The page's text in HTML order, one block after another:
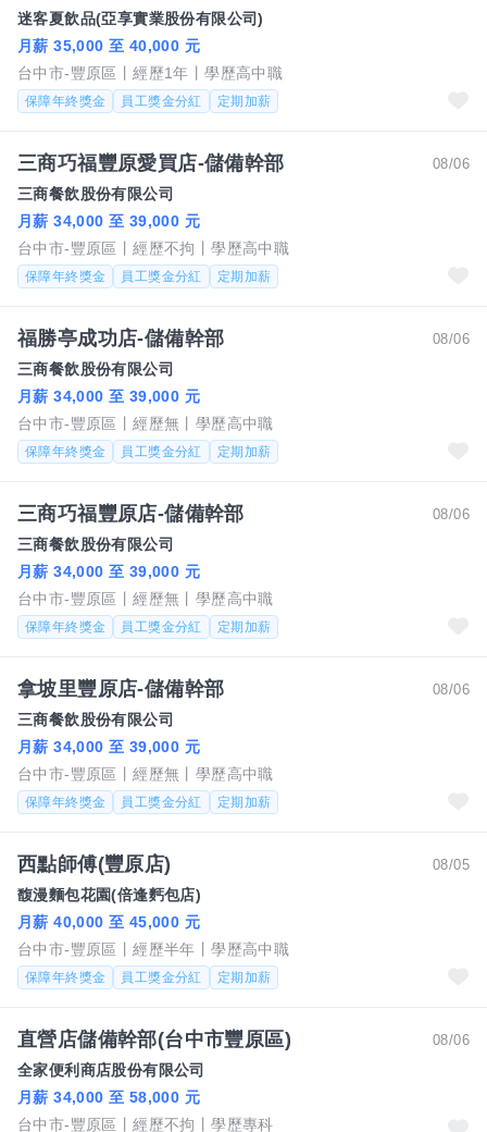
迷客夏飲品(亞享實業股份有限公司)
月薪 35,000 至 40,000 元
台中市-豐原區
經歷1年 學歷高中職
保障年終獎金 員工獎金分紅 定期加薪
08/06
三商巧福豐原愛買店-儲備幹部
三商餐飲股份有限公司
月薪 34,000 至 39,000 元
台中市-豐原區
經歷不拘 學歷高中職
保障年終獎金 員工獎金分紅 定期加薪
08/06
福勝亭成功店-儲備幹部
三商餐飲股份有限公司
月薪 34,000 至 39,000 元
台中市-豐原區
經歷無 學歷高中職
保障年終獎金 員工獎金分紅 定期加薪
08/06
三商巧福豐原店-儲備幹部
三商餐飲股份有限公司
月薪 34,000 至 39,000 元
台中市-豐原區
經歷無 學歷高中職
保障年終獎金 員工獎金分紅 定期加薪
08/06
拿坡里豐原店-儲備幹部
三商餐飲股份有限公司
月薪 34,000 至 39,000 元
台中市-豐原區
經歷無 學歷高中職
保障年終獎金 員工獎金分紅 定期加薪
08/05
西點師傅(豐原店)
馥漫麵包花園(倍逢麫包店)
月薪 40,000 至 45,000 元
台中市-豐原區
經歷半年 學歷高中職
保障年終獎金 員工獎金分紅 定期加薪
08/06
直營店儲備幹部(台中市豐原區)
全家便利商店股份有限公司
月薪 34,000 至 58,000 元
台中市-豐原區
經歷不拘 學歷專科